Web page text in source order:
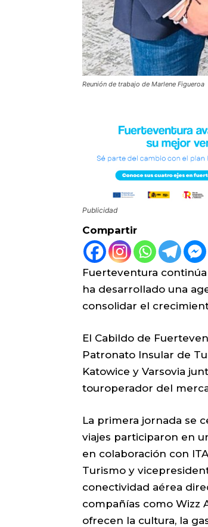
Reunión de trabajo de Marlene Figueroa
Publicidad
Compartir
Fuerteventura
ha desarrollado una
consolidar el
El Cabildo de
Patronato Insular de
Katowice y Varsovia
touroperador del
La primera jornada se
viajes participaron en
en colaboración con
Turismo y
conectividad aérea
compañías como Wizz
ofrecen la cultura, la